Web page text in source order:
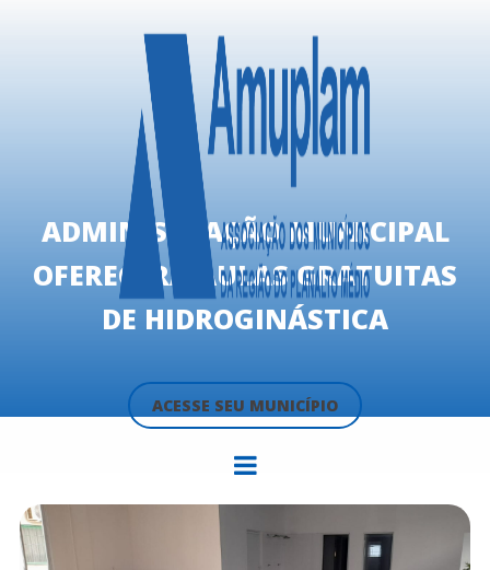
ACESSE SEU MUNICÍPIO
ADMINISTRAÇÃO MUNICIPAL
OFERECERÁ AULAS GRATUITAS
DE HIDROGINÁSTICA